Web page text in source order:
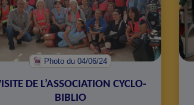
Photodu 04/06/24
DE L’ASSOCIATION CYCLO-
BIBLIO